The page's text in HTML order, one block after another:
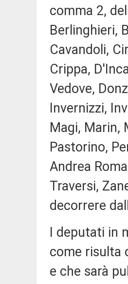
comma 2,
Berlinghieri,
Cavandoli,
Crippa,
Vedove,
Invernizzi,
Magi, Marin,
Pastorino,
Andrea
Traversi,
decorrere
I deputati in
come risulta
e che sarà